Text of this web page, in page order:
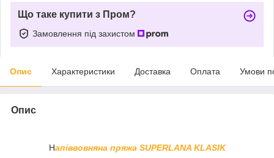
Що таке купити з Пром?
Замовлення під захистом
Опис Характеристики Доставка Оплата Умови
Опис
Напіввовняна пряжа SUPERLANA KLASIK